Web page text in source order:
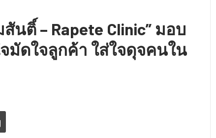
นติ์ – Rapete Clinic” มอบ
มัดใจลูกค้า ใส่ใจดุจคนใน